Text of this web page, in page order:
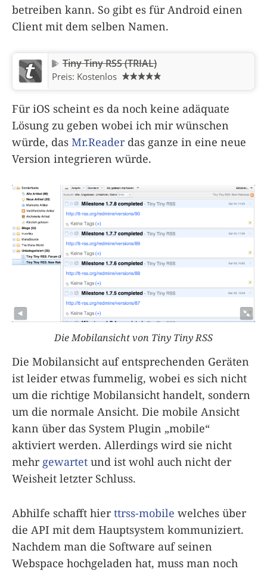
betreiben kann. So gibt es für Android einen
Client mit dem selben Namen.
Tiny Tiny RSS (TRIAL)
Preis: Kostenlos
Für iOS scheint es da noch keine adäquate
Lösung zu geben wobei ich mir wünschen
würde, das Mr.Readerdas ganze in eine neue
Version integrieren würde.
Die Mobilansicht von Tiny Tiny RSS
Die Mobilansicht auf entsprechenden Geräten
ist leider etwas fummelig, wobei es sich nicht
um die richtige Mobilansicht handelt, sondern
um die normale Ansicht. Die mobile Ansicht
kann über das System Plugin „mobile“
aktiviert werden. Allerdings wird sie nicht
mehr gewartet und ist wohl auch nicht der
Weisheit letzter Schluss.
Abhilfe schafft hierttrss-mobile welches über
die API mit dem Hauptsystem kommuniziert.
Nachdem man die Software auf seinen
Webspace hochgeladen hat, muss man noch